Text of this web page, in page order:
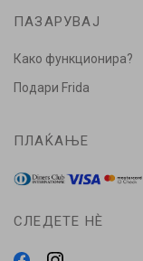
ПАЗАРУВАЈ
Како функционира?
Подари Frida
ПЛАЌАЊЕ
СЛЕДЕТЕ НÈ